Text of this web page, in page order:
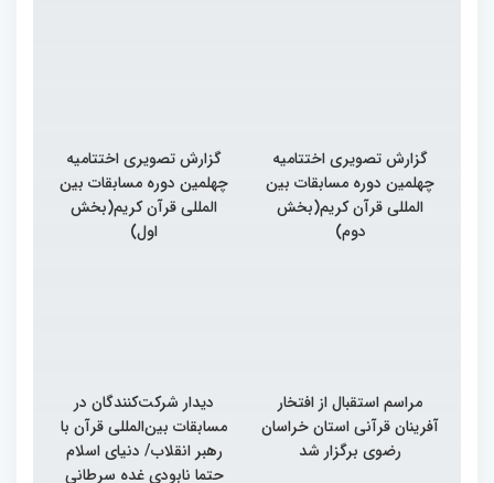
گزارش تصویری اختتامیه
چهلمین دوره مسابقات بین
المللی قرآن کریم(بخش
دوم)
گزارش تصویری اختتامیه
چهلمین دوره مسابقات بین
المللی قرآن کریم(بخش
اول)
مراسم استقبال از افتخار
آفرینان قرآنی استان خراسان
رضوی برگزار شد
دیدار شرکت‌کنندگان در
مسابقات بین‌المللی قرآن با
رهبر انقلاب/ دنیای اسلام
حتما نابودی غده سرطانی